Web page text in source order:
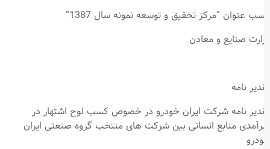
عنوان “مرکز تحقیق و توسعه نمونه سال 1387”
صنایع و معادن
نامه
نامه شرکت ایران خودرو در خصوص کسب لوح اشتهار در
منابع انسانی بین شرکت های منتخب گروه صنعتی ایران